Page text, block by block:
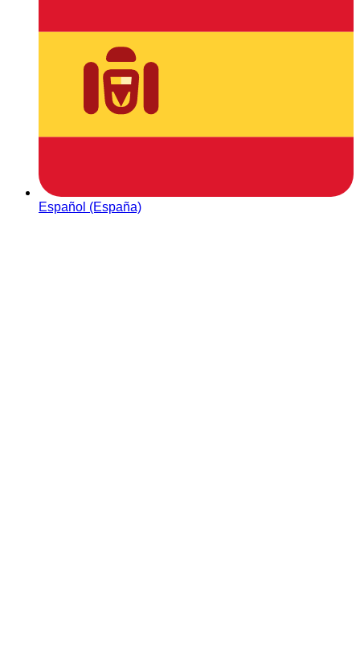
Español (España)